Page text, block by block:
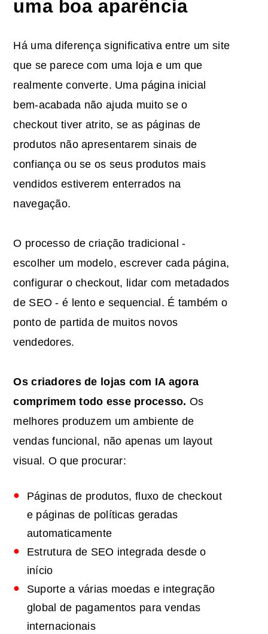
uma boa aparência
Há uma diferença significativa entre um site
que se parece com uma loja e um que
realmente converte. Uma página inicial
bem-acabada não ajuda muito se o
checkout tiver atrito, se as páginas de
produtos não apresentarem sinais de
confiança ou se os seus produtos mais
vendidos estiverem enterrados na
navegação.
O processo de criação tradicional -
escolher um modelo, escrever cada página,
configurar o checkout, lidar com metadados
de SEO - é lento e sequencial. É também o
ponto de partida de muitos novos
vendedores.
Os criadores de lojas com IAagora
comprimem todo esse processo. Os
melhores produzem um ambiente de
vendas funcional, não apenas um layout
visual. O que procurar:
Páginas de produtos, fluxo de checkout
e páginas de políticas geradas
automaticamente
Estrutura de SEO integrada desde o
início
Suporte a várias moedas e integração
global de pagamentos para vendas
internacionais